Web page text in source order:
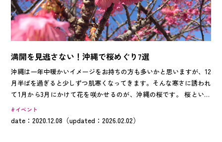
満開を見逃さない！沖縄で桜めぐり7選
沖縄は一年中暖かいイメージをお持ちの方も多いかと思いますが、12
月半ばを過ぎると少しずつ肌寒くなってきます。そんな寒さに誘われ
て1月から3月にかけて花を咲かせるのが、沖縄の桜です。 桜といえ
ば淡い白色の「ソメイヨシノ」が一般的ですが、沖縄の桜は濃いピン
ク色が特徴の「リュウキュウカンヒザクラ(琉球寒緋桜)」です。全国
イベント
date：2020.12.08（updated：2026.02.02）